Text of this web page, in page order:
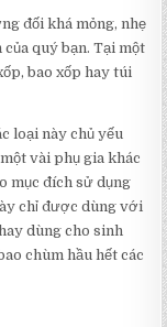
đối khá mỏng, nhẹ
quý bạn. Tại một
bao xốp hay túi
loại này chủ yếu
vài phụ gia khác
mục đích sử dụng
chỉ được dùng với
dùng cho sinh
chùm hầu hết các